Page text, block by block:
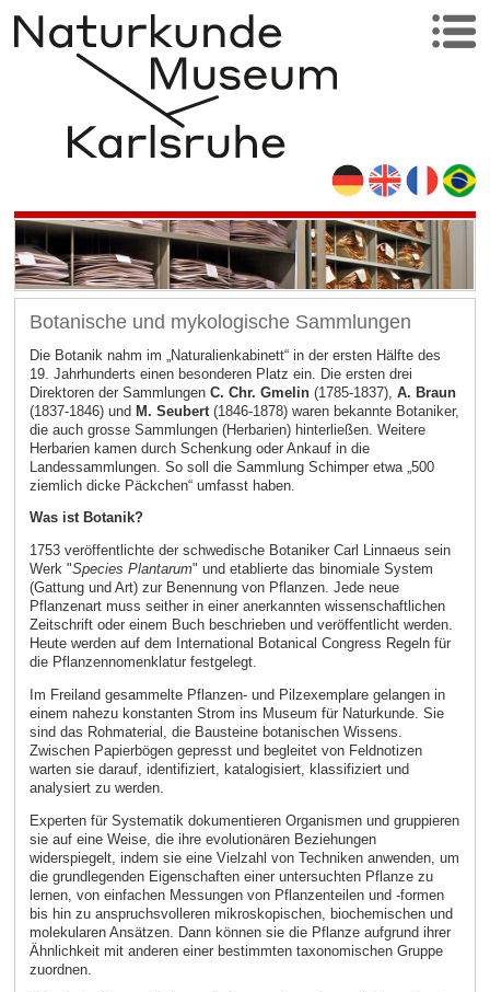
Botanische und mykologische Sammlungen
Die Botanik nahm im „Naturalienkabinett“ in der ersten Hälfte des
19. Jahrhunderts einen besonderen Platz ein. Die ersten drei
Direktoren der Sammlungen C. Chr. Gmelin(1785-1837), A. Braun
(1837-1846) und M. Seubert(1846-1878) waren bekannte Botaniker,
die auch grosse Sammlungen (Herbarien) hinterließen. Weitere
Herbarien kamen durch Schenkung oder Ankauf in die
Landessammlungen. So soll die Sammlung Schimper etwa „500
ziemlich dicke Päckchen“ umfasst haben.
Was ist Botanik?
1753 veröffentlichte der schwedische Botaniker Carl Linnaeus sein
Werk "Species Plantarum" und etablierte das binomiale System
(Gattung und Art) zur Benennung von Pflanzen. Jede neue
Pflanzenart muss seither in einer anerkannten wissenschaftlichen
Zeitschrift oder einem Buch beschrieben und veröffentlicht werden.
Heute werden auf dem International Botanical Congress Regeln für
die Pflanzennomenklatur festgelegt.
Im Freiland gesammelte Pflanzen- und Pilzexemplare gelangen in
einem nahezu konstanten Strom ins Museum für Naturkunde. Sie
sind das Rohmaterial, die Bausteine botanischen Wissens.
Zwischen Papierbögen gepresst und begleitet von Feldnotizen
warten sie darauf, identifiziert, katalogisiert, klassifiziert und
analysiert zu werden.
Experten für Systematik dokumentieren Organismen und gruppieren
sie auf eine Weise, die ihre evolutionären Beziehungen
widerspiegelt, indem sie eine Vielzahl von Techniken anwenden, um
die grundlegenden Eigenschaften einer untersuchten Pflanze zu
lernen, von einfachen Messungen von Pflanzenteilen und -formen
bis hin zu anspruchsvolleren mikroskopischen, biochemischen und
molekularen Ansätzen. Dann können sie die Pflanze aufgrund ihrer
Ähnlichkeit mit anderen einer bestimmten taxonomischen Gruppe
zuordnen.